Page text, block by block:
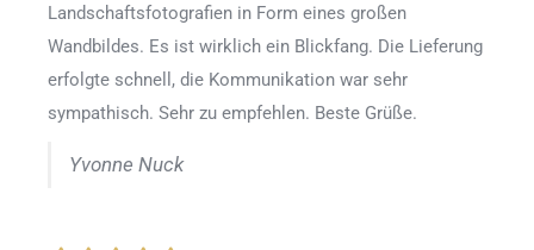
Landschaftsfotografien in Form eines großen
Wandbildes. Es ist wirklich ein Blickfang. Die Lieferung
erfolgte schnell, die Kommunikation war sehr
sympathisch. Sehr zu empfehlen. Beste Grüße.
Yvonne Nuck